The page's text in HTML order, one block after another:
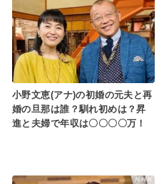
小野文恵(アナ)の初婚の元夫と再
婚の旦那は誰？馴れ初めは？昇
進と夫婦で年収は〇〇〇〇万！